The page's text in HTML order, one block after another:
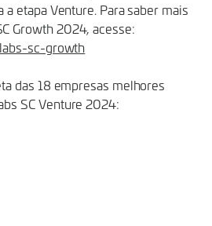
a etapa Venture. Para saber mais
Growth 2024, acesse:
sc-growth
das 18 empresas melhores
SC Venture 2024: